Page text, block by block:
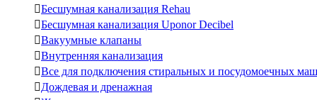
Бесшумная канализация Rehau
Бесшумная канализация Uponor Decibel
Вакуумные клапаны
Внутренняя канализация
Все для подключения стиральных и посудомоечных
Дождевая и дренажная